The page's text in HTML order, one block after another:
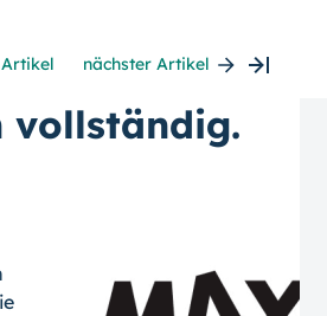
nächster Artikel
vollständig.